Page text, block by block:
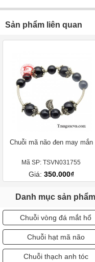
Sản phẩm liên quan
Chuỗi mã não đen may mắn
Mã SP: TSVN031755
Giá: 350.000₫
Danh mục sản phẩm
Chuỗi vòng đá mắt hổ
Chuỗi hạt mã não
Chuỗi thạch anh tóc